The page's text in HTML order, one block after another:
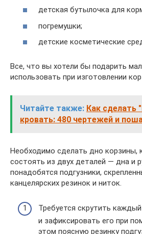
детская бутылочка для
погремушки;
детские косметические
Все, что вы хотели бы подарить
использовать при изготовлении
Читайте также: Как
кровать: 480 чертежей и
Необходимо сделать дно корзины,
состоять из двух деталей — дна и
понадобятся подгузники,
канцелярских резинок и ниток.
Требуется скрутить
и зафиксировать его при
этом поясную резинку